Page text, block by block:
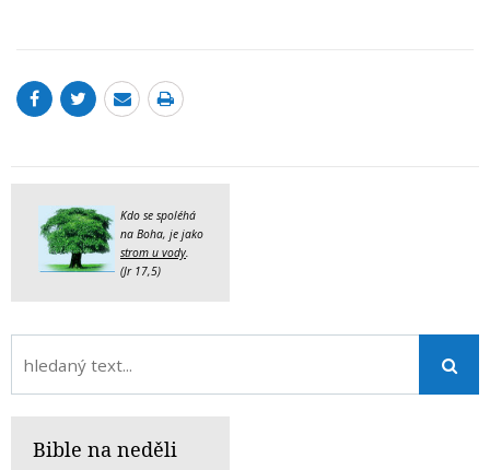
Kdo se spoléhá
na Boha, je jako
strom u vody.
(Jr 17,5)
Bible na neděli